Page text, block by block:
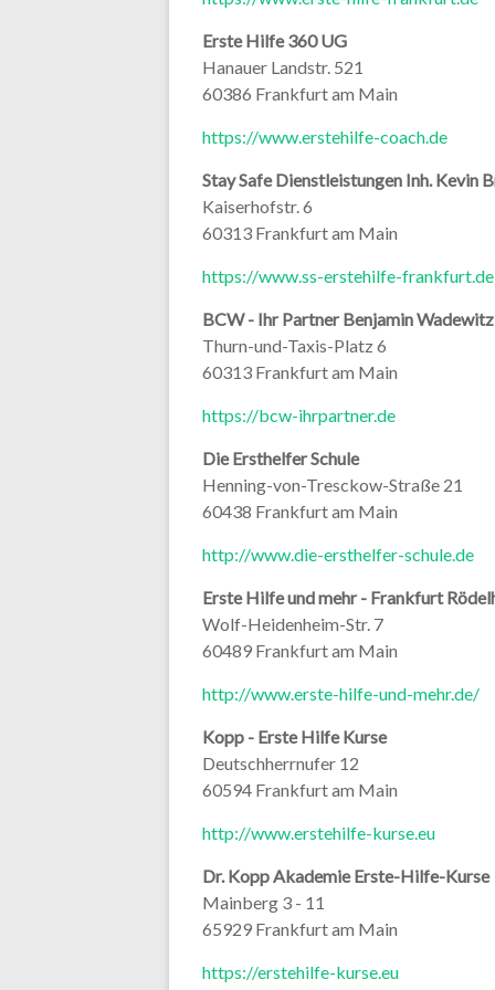
Erste Hilfe 360 UG
Hanauer Landstr. 521
60386 Frankfurt am Main
https://www.erstehilfe-coach.de
Stay Safe Dienstleistungen Inh. Kevin
Kaiserhofstr. 6
60313 Frankfurt am Main
https://www.ss-erstehilfe-frankfurt.de
BCW - Ihr Partner Benjamin Wadewitz
Thurn-und-Taxis-Platz 6
60313 Frankfurt am Main
https://bcw-ihrpartner.de
Die Ersthelfer Schule
Henning-von-Tresckow-Straße 21
60438 Frankfurt am Main
http://www.die-ersthelfer-schule.de
Erste Hilfe und mehr - Frankfurt
Wolf-Heidenheim-Str. 7
60489 Frankfurt am Main
http://www.erste-hilfe-und-mehr.de/
Kopp - Erste Hilfe Kurse
Deutschherrnufer 12
60594 Frankfurt am Main
http://www.erstehilfe-kurse.eu
Dr. Kopp Akademie Erste-Hilfe-Kurse
Mainberg 3 - 11
65929 Frankfurt am Main
https://erstehilfe-kurse.eu